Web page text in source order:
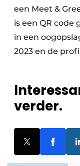
een Meet &
is een QR code
in een
2023 en de
verder.